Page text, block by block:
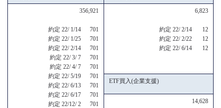
356,921
約定 22/ 1/14 701
約定 22/ 1/25 701
約定 22/ 2/14 701
約定 22/ 3/ 7 701
約定 22/ 4/ 7 701
約定 22/ 5/19 701
約定 22/ 6/13 701
約定 22/ 6/17 701
約定 22/12/ 2 701
6,823
約定 22/ 2/14 12
約定 22/ 2/22 12
約定 22/ 6/14 12
ETF買入(企業支援)
14,628